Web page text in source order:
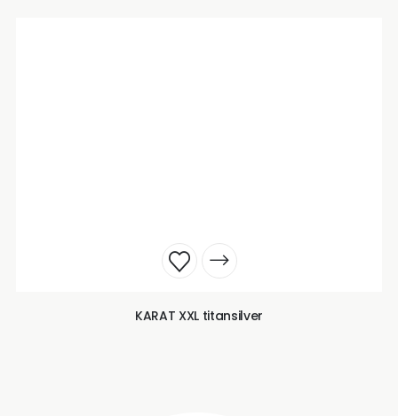
KARAT XXL titansilver